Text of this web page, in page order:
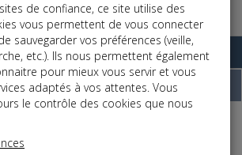
dépêches
de confiance, ce site utilise des
vous permettent de vous connecter
sauvegarder vos préférences (veille,
etc.). Ils nous permettent également
pour mieux vous servir et vous
adaptés à vos attentes. Vous
le contrôle des cookies que nous